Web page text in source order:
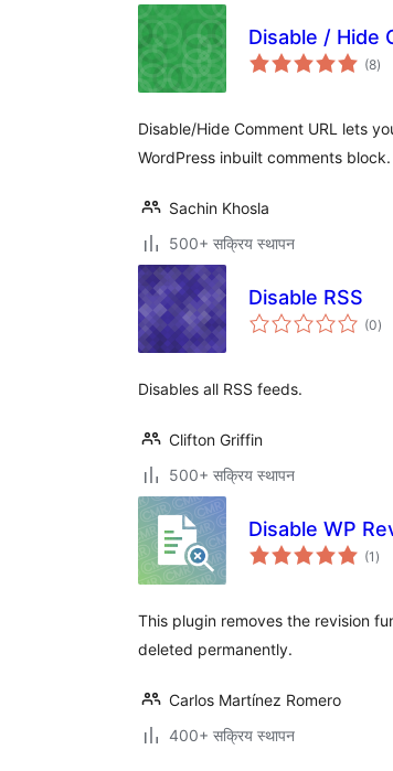
Disable / Hide
(8कुल
दर)
Disable/Hide Comment URL lets
WordPress inbuilt comments block.
Sachin Khosla
500+ सक्रिय स्थापन
Disable RSS
(0कुल
दर)
Disables all RSS feeds.
Clifton Griffin
500+ सक्रिय स्थापन
Disable WP
(1 कुल
दर)
This plugin removes the revision
deleted permanently.
Carlos Martínez Romero
400+ सक्रिय स्थापन